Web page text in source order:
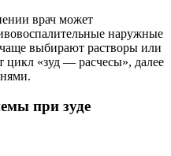
врач может
наружные
выбирают растворы или
цикл «зуд — расчесы», далее
при зуде